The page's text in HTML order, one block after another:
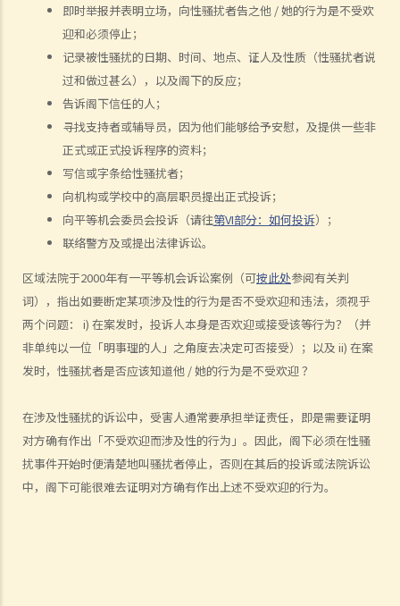
即时举报并表明立场，向性骚扰者告之他 / 她的行为是不受欢
迎和必须停止；
记录被性骚扰的日期、时间、地点、证人及性质（性骚扰者说
过和做过甚么），以及阁下的反应；
告诉阁下信任的人；
寻找支持者或辅导员，因为他们能够给予安慰，及提供一些非
正式或正式投诉程序的资料；
写信或字条给性骚扰者；
向机构或学校中的高层职员提出正式投诉；
向平等机会委员会投诉（请往第VI部分：如何投诉）；
联络警方及或提出法律诉讼。
区域法院于2000年有一平等机会诉讼案例（可按此处参阅有关判
词），指出如要断定某项涉及性的行为是否不受欢迎和违法，须视乎
两个问题： i) 在案发时，投诉人本身是否欢迎或接受该等行为？（并
非单纯以一位「明事理的人」之角度去决定可否接受）；以及 ii) 在案
发时，性骚扰者是否应该知道他 / 她的行为是不受欢迎 ？
在涉及性骚扰的诉讼中，受害人通常要承担举证责任，即是需要证明
对方确有作出「不受欢迎而涉及性的行为」。因此，阁下必须在性骚
扰事件开始时便清楚地叫骚扰者停止，否则在其后的投诉或法院诉讼
中，阁下可能很难去证明对方确有作出上述不受欢迎的行为。
4. 怎样为之性骚扰？《性别歧视条例》是否监管到在所有环境或场所发
生的性骚扰行为？
5. 如果阁下被性骚扰，可以做些甚么？
6. 如性骚扰事件发生在写字楼或其他工作地方内，雇主是否需要负上责
7. 甚么是婚姻状况歧视？
8. 雇主可否因求职者怀孕而不予录用？
9. 教育机构或服务提供者可否基于我的性别、怀孕或婚姻状况，而拒绝
为我提供服务或设施？
10. 如果我作出投诉后受到更差的对待，那怎么办？假如我的朋友为我
作证而同样受到歧视，是否亦可以提出投诉？
残疾歧视
一般事项
1. 在涉及残疾歧视的问题内，歧视、骚扰及中伤的定义是甚么？
2. 雇主可在甚么情况下拒绝聘用或解雇一名残疾人士？假如我患有严重
3. 假如某雇员患有传染病或爱滋病，雇主可否解雇该雇员？
4. 如果我作出投诉后受到更差的对待，那怎么办？假如我的朋友为我作
证而同样受到歧视，是否亦可以提出投诉？
5. 假如我的亲人或朋友是残疾人士，并受到他人歧视，我可否代表他们